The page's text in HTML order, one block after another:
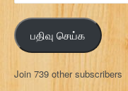
ன
ஞ்
ச
ல்
க
பதிவு செய்க
Join 739 other subscribers